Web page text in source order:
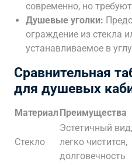
современно, но
Душевые уголки:
ограждение из стекла
устанавливаемое в
Сравнительная
для душевых
МатериалПреимущества
Стекло
Эстетичный вид,
легко чистится,
долговечность